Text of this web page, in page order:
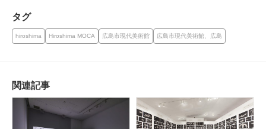
タグ
hiroshima Hiroshima MOCA 広島市現代美術館 広島市現代美術館、広島
関連記事